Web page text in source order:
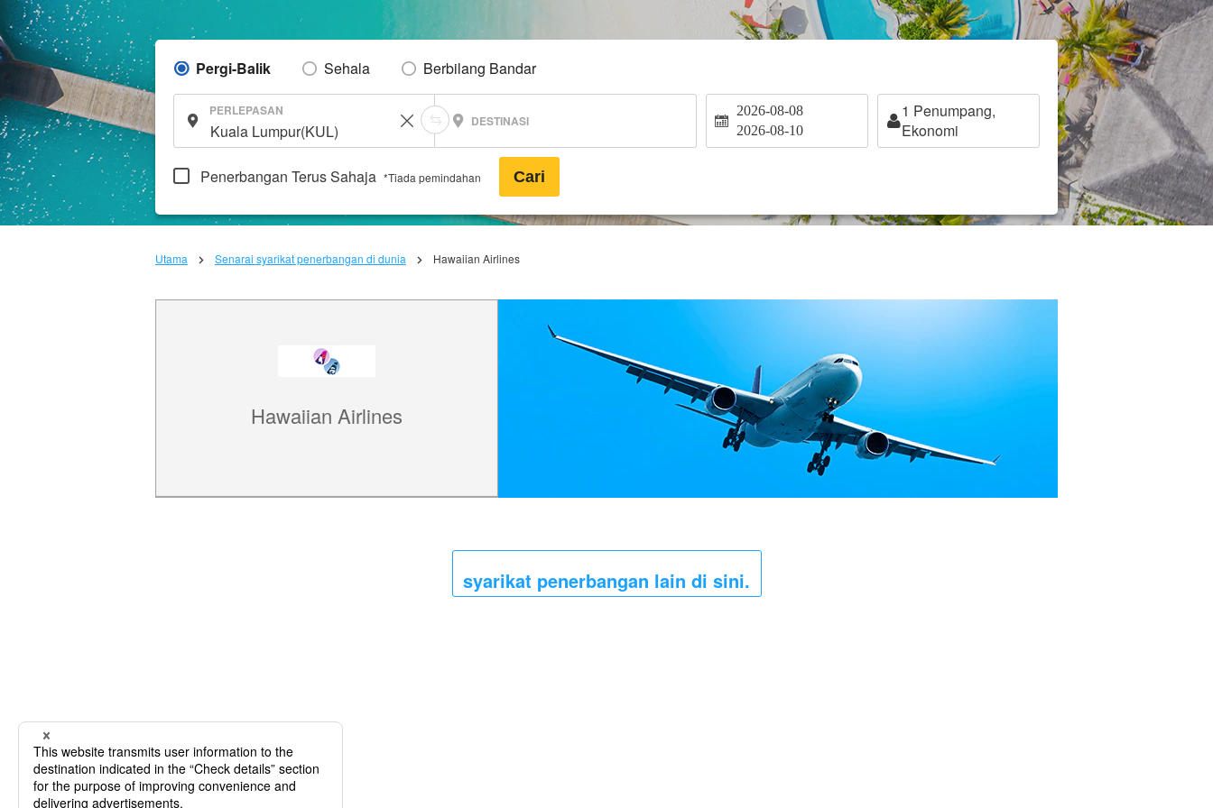
Pergi-Balik Sehala Berbilang Bandar
PERLEPASAN
DESTINASI
2026-08-08
2026-08-10
1 Penumpang,
Ekonomi
Penerbangan Terus Sahaja *Tiada pemindahan Cari
Utama Senarai syarikat penerbangan di dunia Hawaiian Airlines
Hawaiian Airlines
syarikat penerbangan lain di sini.